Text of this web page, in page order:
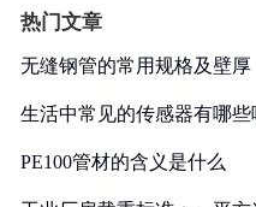
热门文章
无缝钢管的常用规格及壁厚
生活中常见的传感器有哪些
PE100管材的含义是什么